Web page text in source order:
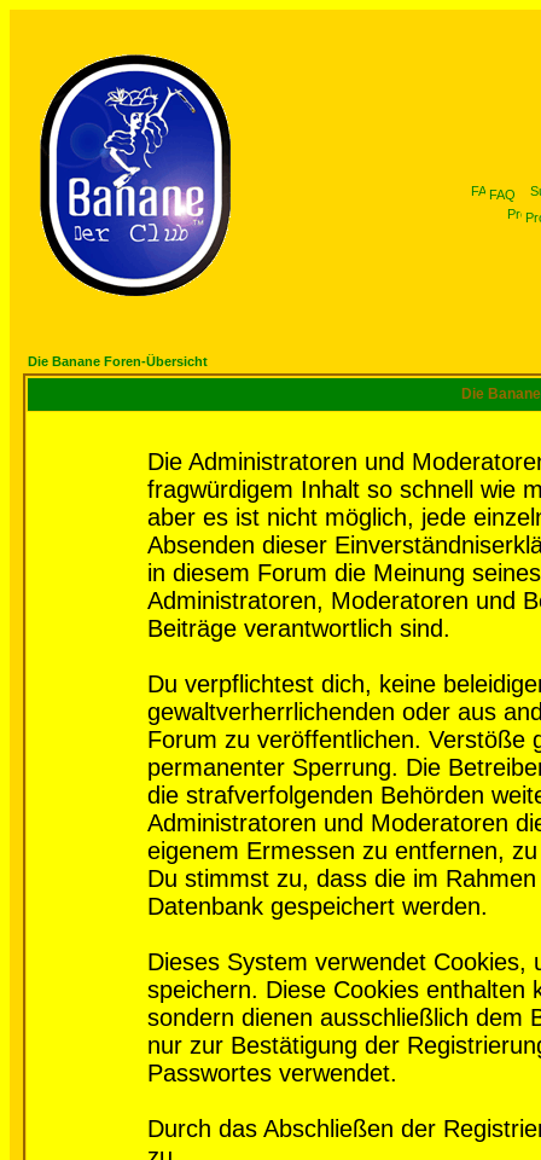
FAQ
Die Banane Foren-Übersicht
Die
Die Administratoren und
fragwürdigem Inhalt so schnell wie
aber es ist nicht möglich, jede
Absenden dieser
in diesem Forum die Meinung
Administratoren, Moderatoren und
Beiträge verantwortlich sind.
Du verpflichtest dich, keine
gewaltverherrlichenden oder aus
Forum zu veröffentlichen. Verstöße
permanenter Sperrung. Die
die strafverfolgenden Behörden
Administratoren und Moderatoren
eigenem Ermessen zu entfernen,
Du stimmst zu, dass die im
Datenbank gespeichert werden.
Dieses System verwendet
speichern. Diese Cookies enthalten
sondern dienen ausschließlich dem
nur zur Bestätigung der
Passwortes verwendet.
Durch das Abschließen der